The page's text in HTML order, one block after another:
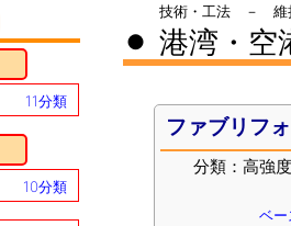
11分類
10分類
技術・工法 － 維
● 港湾・空
ファブリフ
分類：高強
ベ